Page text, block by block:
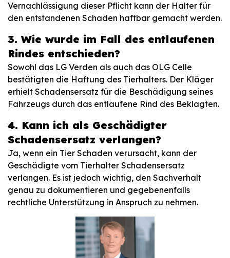
Vernachlässigung dieser Pflicht kann der Halter für
den entstandenen Schaden haftbar gemacht werden.
3. Wie wurde im Fall des entlaufenen
Rindes entschieden?
Sowohl das LG Verden als auch das OLG Celle
bestätigten die Haftung des Tierhalters. Der Kläger
erhielt Schadensersatz für die Beschädigung seines
Fahrzeugs durch das entlaufene Rind des Beklagten.
4. Kann ich als Geschädigter
Schadensersatz verlangen?
Ja, wenn ein Tier Schaden verursacht, kann der
Geschädigte vom Tierhalter Schadensersatz
verlangen. Es ist jedoch wichtig, den Sachverhalt
genau zu dokumentieren und gegebenenfalls
rechtliche Unterstützung in Anspruch zu nehmen.